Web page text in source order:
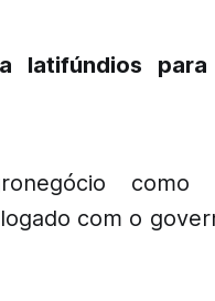
latifúndios para
como
com o